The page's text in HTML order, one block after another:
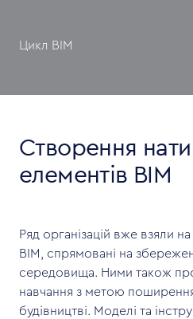
Цикл BIM
Створення
елементів BIM
Ряд організацій вже взяли
BIM, спрямовані на
середовища. Ними також
навчання з метою
будівництві. Моделі та